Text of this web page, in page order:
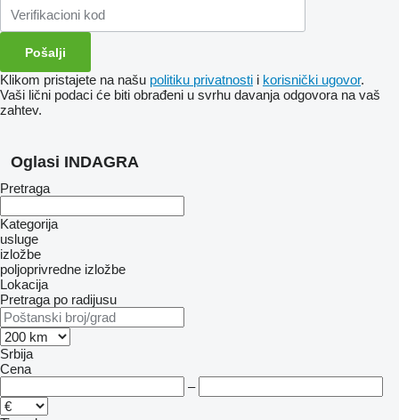
Klikom pristajete na našu politiku privatnosti i korisnički ugovor.
Vaši lični podaci će biti obrađeni u svrhu davanja odgovora na vaš
zahtev.
Oglasi INDAGRA
Pretraga
Kategorija
usluge
izložbe
poljoprivredne izložbe
Lokacija
Pretraga po radijusu
Srbija
Cena
–